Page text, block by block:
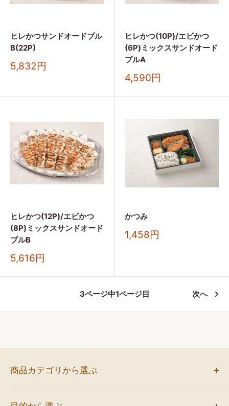
ヒレかつサンドオードブル
B(22P)
販
売
格
5,832円
ヒレかつ(10P)/エビかつ
(6P)ミックスサンドオード
ブルA
販
売
価
4,590円
ヒレかつ(12P)/エビかつ
(8P)ミックスサンドオード
ブルB
販
売
価
5,616円
かつみ
販
売
1,458円
3ページ中1ページ目 次へ
商品カテゴリから選ぶ